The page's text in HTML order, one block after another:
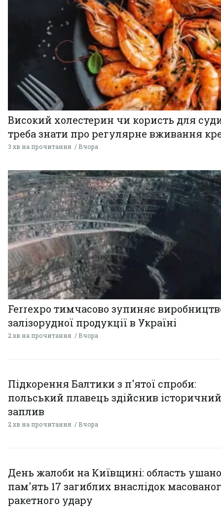
Високий холестерин чи користь для
треба знати про регулярне вживання
3 хв на прочитання Вчора
Ferrexpo тимчасово зупиняє
залізорудної продукції в Україні
2 хв на прочитання Вчора
Підкорення Балтики з п'ятої спроби:
польський плавець здійснив історичний
заплив
2 хв на прочитання Вчора
День жалоби на Київщині: область
пам'ять 17 загиблих внаслідок
ракетного удару